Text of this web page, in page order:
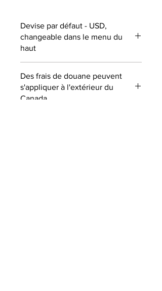
Devise par défaut - USD,
changeable dans le menu du
haut
Des frais de douane peuvent
s'appliquer à l'extérieur du
Canada